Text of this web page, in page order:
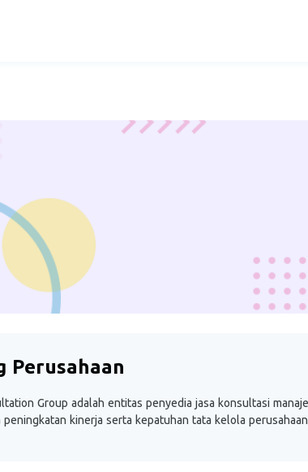
Perusahaan
Group adalah entitas penyedia jasa konsultasi
peningkatan kinerja serta kepatuhan tata kelola